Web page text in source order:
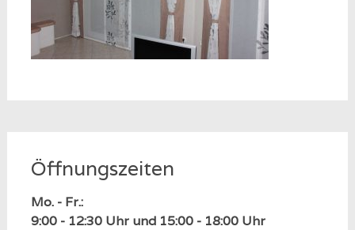
Öffnungszeiten
Mo. - Fr.:
9:00 - 12:30 Uhr und 15:00 - 18:00 Uhr